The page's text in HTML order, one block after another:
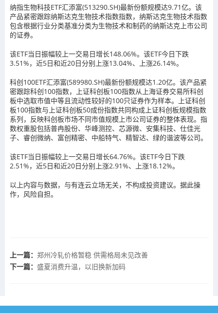
纳指生物科技ETF汇添富(513290.SH)最新份额规模达9.71亿。该
产品紧密跟踪纳斯达克生物技术指数指数，纳斯达克生物技术指数
包含根据行业分类基准分类为生物技术和制药的纳斯达克上市公司
的证券。
该ETF当日振幅较上一交易日增长148.06%。该ETF今日下跌
3.51%，近5日和近20日分别上涨13.04%、上涨26.14%。
科创100ETF汇添富(589980.SH)最新份额规模达1.20亿。该产品紧
密跟踪科创100指数，上证科创板100指数从上海证券交易所科创
板中选取市值中等且流动性较好的100只证券作为样本。上证科创
板100指数与上证科创板50成份指数共同构成上证科创板规模指数
系列，反映科创板市场不同市值规模上市公司证券的整体表现。指
数权重股包括普冉股份、华峰测控、芯源微、安集科技、仕佳光
子、睿创微纳、富创精密、中船特气、精智达、绿的谐波等公司。
该ETF当日振幅较上一交易日增长64.76%。该ETF今日下跌
2.51%，近5日和近20日分别上涨2.91%、上涨18.12%。
以上内容与数据，与有连云立场无关，不构成投资建议。据此操
作，风险自担。
上一篇： 郑州冷轧价格暂稳 供需格局未见改善
下一篇： 盛夏消费升温，以旧换新加码